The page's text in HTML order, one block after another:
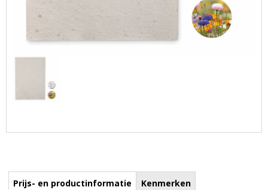
Prijs- en productinformatie Kenmerken